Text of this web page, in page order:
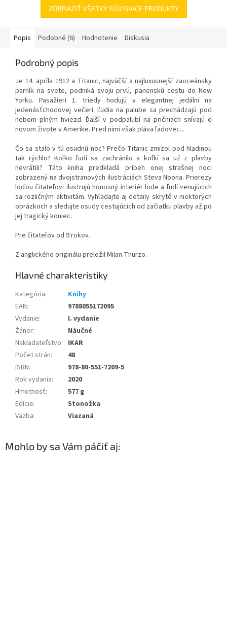
ZOBRAZIŤ VŠETKY SÚVISIACE PRODUKTY
Popis Podobné (6) Hodnotenie Diskusia
Podrobný popis
Je 14. apríla 1912 a Titanic, najväčší a najluxusnejší zaoceánsky
parník na svete, podniká svoju prvú, panenskú cestu do New
Yorku. Pasažieri 1. triedy hodujú v elegantnej jedálni na
jedenásťchodovej večeri. Ľudia na palube sa prechádzajú pod
nebom plným hviezd. Ďalší v podpalubí na pričniach snívajú o
novom živote v Amerike. Pred nimi však pláva ľadovec...
Čo sa stalo v tú osudnú noc? Prečo Titanic zmizol pod hladinou
tak rýchlo? Koľko ľudí sa zachránilo a koľkí sa už z plavby
nevrátili? Táto kniha predkladá príbeh onej strašnej noci
zobrazený na dvojstranových ilustráciách Steva Noona. Prierezy
loďou čitateľovi ilustrujú honosný interiér lode a ľudí venujúcich
sa rozličným aktivitám. Vyhľadajte aj detaily skryté v niektorých
obrázkoch a sledujte osudy cestujúcich od začiatku plavby až po
jej tragický koniec.
Pre čitateľov od 9 rokov.
Z anglického originálu preložil Milan Thurzo.
Kategória:
Knihy
EAN:
9788055172095
Vydanie:
I. vydanie
Žáner:
Náučné
Nakladateľstvo: IKAR
Počet strán:
48
ISBN:
978-80-551-7209-5
Rok vydania:
2020
Hmotnosť:
577 g
Edícia:
Stonožka
Väzba: Viazaná
Mohlo by sa Vám páčiť aj: